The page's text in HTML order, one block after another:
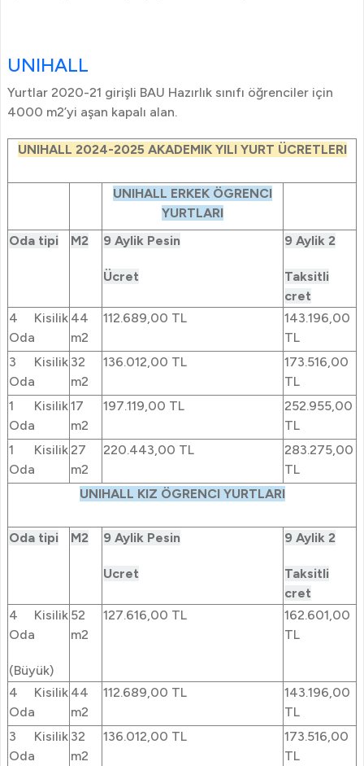
UNIHALL
Yurtlar 2020-21 girişli BAU Hazırlık sınıfı öğrenciler için
4000 m2’yi aşan kapalı alan.
UNIHALL 2024-2025 AKADEMIK YILI YURT ÜCRETLERI
UNIHALL ERKEK ÖGRENCI
YURTLARI
Oda tipi
M2 9 Aylik Pesin
Ücret
9 Aylik 2
Taksitli
cret
4 Kisilik
Oda
44
m2
112.689,00 TL
143.196,00
TL
3 Kisilik
Oda
32
m2
136.012,00 TL
173.516,00
TL
1 Kisilik
Oda
17
m2
197.119,00 TL
252.955,00
TL
1 Kisilik
Oda
27
m2
220.443,00 TL
283.275,00
TL
UNIHALL KIZ ÖGRENCI YURTLARI
Oda tipi M2 9 Aylik Pesin
Ucret
9 Aylik 2
Taksitli
cret
4 Kisilik
Oda
(Büyük)
52
m2
127.616,00 TL
162.601,00
TL
4 Kisilik
Oda
44
m2
112.689,00 TL
143.196,00
TL
3 Kisilik
Oda
32
m2
136.012,00 TL
173.516,00
TL